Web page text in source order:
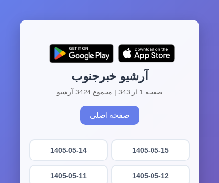
آرشیو خبرجنوب
صفحه 1 از 343 | مجموع 3424 آرشیو
صفحه اصلی
1405-05-15
1405-05-14
1405-05-12
1405-05-11